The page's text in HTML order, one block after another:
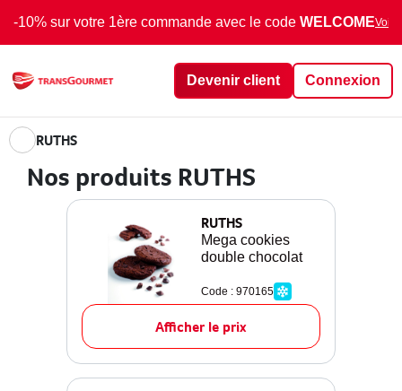
-10% sur votre 1ère commande avec le code WELCOMEVoir
Devenir client Connexion
RUTHS
Nos produits RUTHS
RUTHS
Mega cookies
double chocolat
Code : 970165
Afficher le prix